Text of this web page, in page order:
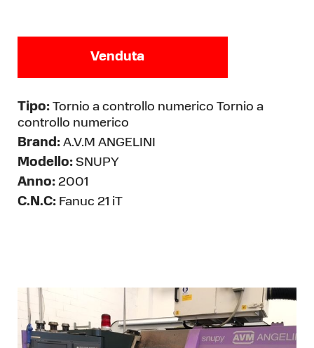
Venduta
Tipo: Tornio a controllo numerico Tornio a
controllo numerico
Brand: A.V.M ANGELINI
Modello: SNUPY
Anno: 2001
C.N.C: Fanuc 21 iT